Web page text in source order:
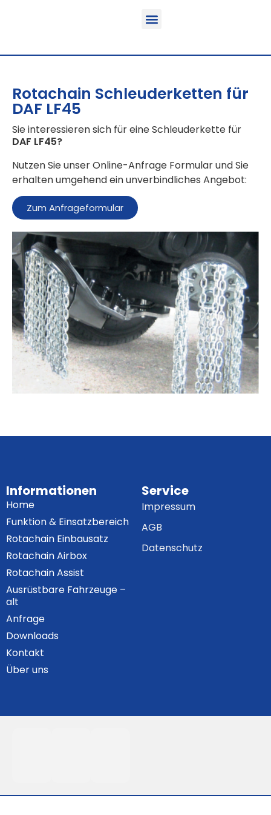
Rotachain Schleuderketten für
DAF LF45
Sie interessieren sich für eine Schleuderkette für
DAF LF45?
Nutzen Sie unser Online-Anfrage Formular und Sie
erhalten umgehend ein unverbindliches Angebot:
Zum Anfrageformular
Informationen
Home
Funktion & Einsatzbereich
Rotachain Einbausatz
Rotachain Airbox
Rotachain Assist
Ausrüstbare Fahrzeuge –
alt
Anfrage
Downloads
Kontakt
Über uns
Service
Impressum
AGB
Datenschutz